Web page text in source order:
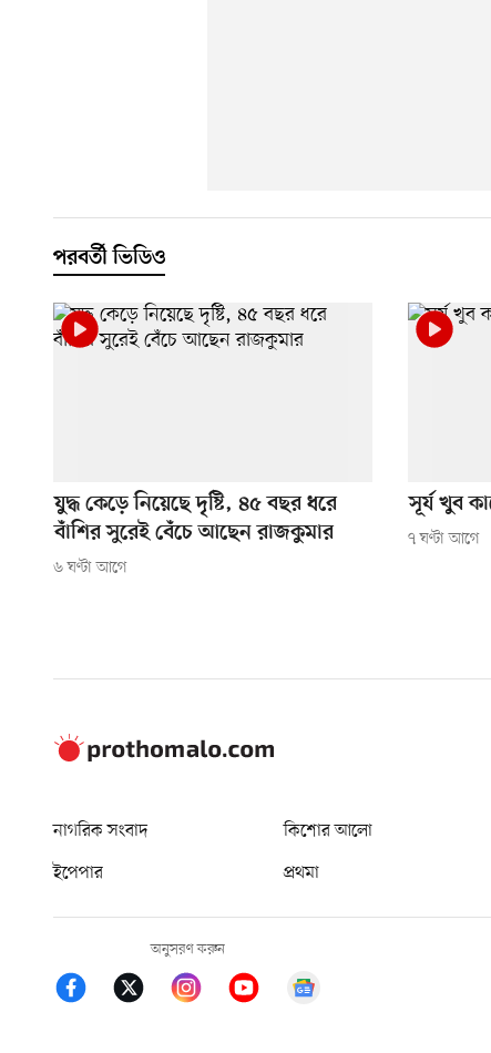
পরবর্তী ভিডিও
যুদ্ধ কেড়ে নিয়েছে দৃষ্টি, ৪৫ বছর ধরে
বাঁশির সুরেই বেঁচে আছেন রাজকুমার
৬ ঘণ্টা আগে
সূর্য খুব
৭ ঘণ্টা আগে
নাগরিক সংবাদ কিশোর আলো
ইপেপার
প্রথমা
অনুসরণ করুন